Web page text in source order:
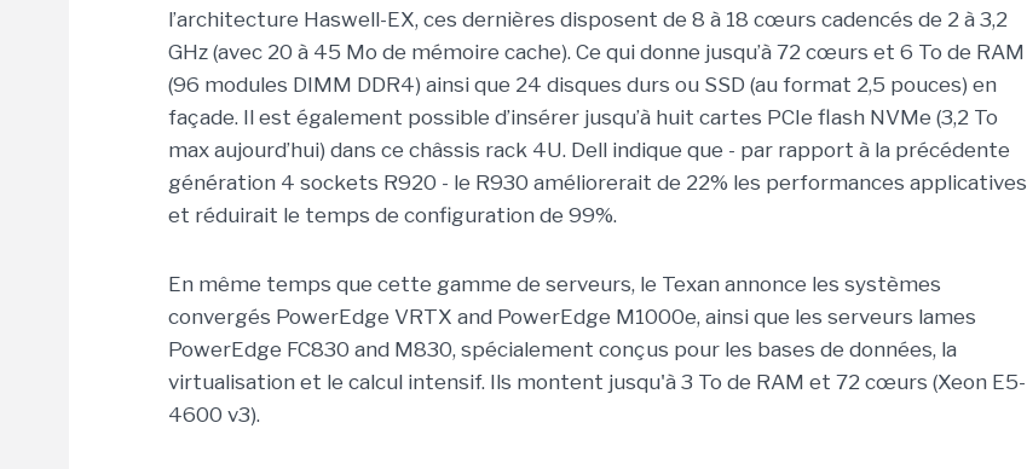
l’architecture Haswell-EX, ces dernières disposent de 8 à 18 cœurs cadencés de 2 à 3,2
GHz (avec 20 à 45 Mo de mémoire cache). Ce qui donne jusqu’à 72 cœurs et 6 To de RAM
(96 modules DIMM DDR4) ainsi que 24 disques durs ou SSD (au format 2,5 pouces) en
façade. Il est également possible d’insérer jusqu’à huit cartes PCIe flash NVMe (3,2 To
max aujourd’hui) dans ce châssis rack 4U. Dell indique que - par rapport à la précédente
génération 4 sockets R920 - le R930 améliorerait de 22% les performances applicatives
et réduirait le temps de configuration de 99%.
En même temps que cette gamme de serveurs, le Texan annonce les systèmes
convergés PowerEdge VRTX and PowerEdge M1000e, ainsi que les serveurs lames
PowerEdge FC830 and M830, spécialement conçus pour les bases de données, la
virtualisation et le calcul intensif. Ils montent jusqu'à 3 To de RAM et 72 cœurs (Xeon E5-
4600 v3).